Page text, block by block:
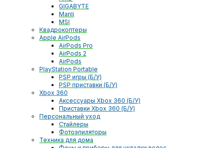
GIGABYTE
Manli
MSI
Квадрокоптеры
Apple AirPods
AirPods Pro
AirPods 2
AirPods
PlayStation Portable
PSP игры (Б/У)
PSP приставки (Б/У)
Xbox 360
Аксессуары Xbox 360 (Б/У)
Приставки Xbox 360 (Б/У)
Персональный уход
Стайлеры
Фотоэпиляторы
Техника для дома